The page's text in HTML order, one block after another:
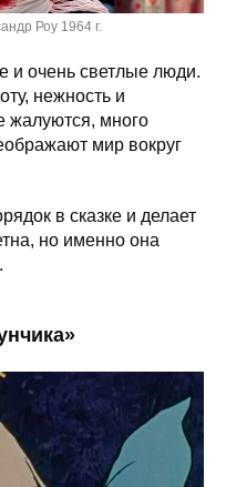
Роу 1964 г.
и очень светлые люди.
нежность и
жалуются, много
мир вокруг
в сказке и делает
но именно она